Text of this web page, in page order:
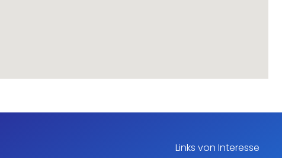
Links von Interesse